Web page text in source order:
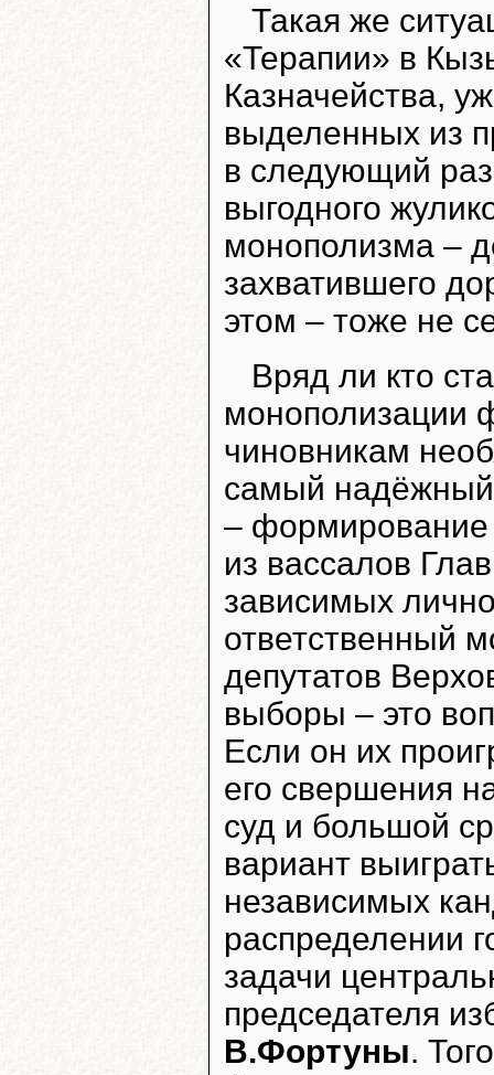
Такая же
«Терапии» в
Казначейства,
выделенных из
в следующий
выгодного
монополизма –
захватившего
этом – тоже не
Вряд ли кто
монополизации
чиновникам
самый надёжный
– формирование
из вассалов
зависимых
ответственный
депутатов
выборы – это
Если он их
его свершения
суд и большой
вариант
независимых
распределении
задачи
председателя
В.Фортуны.